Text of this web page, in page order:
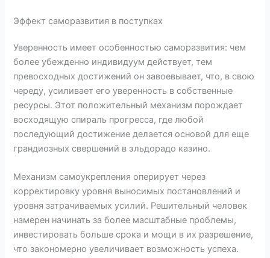
Эффект саморазвития в поступках
Уверенность имеет особенностью саморазвития: чем
более убежденно индивидуум действует, тем
превосходных достижений он завоевывает, что, в свою
череду, усиливает его уверенность в собственные
ресурсы. Этот положительный механизм порождает
восходящую спираль прогресса, где любой
последующий достижение делается основой для еще
грандиозных свершений в эльдорадо казино.
Механизм самоукрепления оперирует через
корректировку уровня выносимых постановлений и
уровня затрачиваемых усилий. Решительный человек
намерен начинать за более масштабные проблемы,
инвестировать больше срока и мощи в их разрешение,
что закономерно увеличивает возможность успеха.